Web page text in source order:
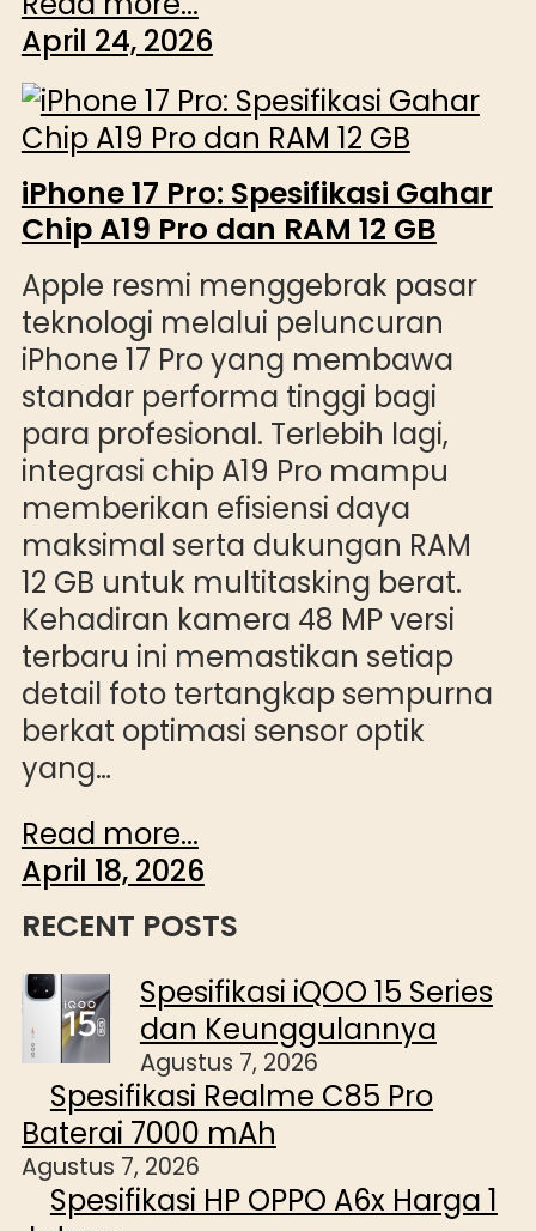
April 24, 2026
iPhone 17 Pro: Spesifikasi Gahar
Chip A19 Pro dan RAM 12 GB
Apple resmi menggebrak pasar
teknologi melalui peluncuran
iPhone 17 Pro yang membawa
standar performa tinggi bagi
para profesional. Terlebih lagi,
integrasi chip A19 Pro mampu
memberikan efisiensi daya
maksimal serta dukungan RAM
12 GB untuk multitasking berat.
Kehadiran kamera 48 MP versi
terbaru ini memastikan setiap
detail foto tertangkap sempurna
berkat optimasi sensor optik
yang…
Read more...
April 18, 2026
RECENT POSTS
Spesifikasi iQOO 15 Series
dan Keunggulannya
Agustus 7, 2026
Spesifikasi Realme C85 Pro
Baterai 7000 mAh
Agustus 7, 2026
Spesifikasi HP OPPO A6x Harga 1